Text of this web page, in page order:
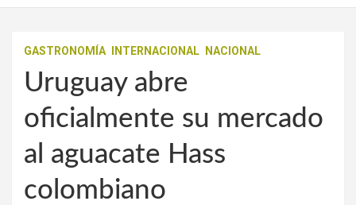
GASTRONOMÍA INTERNACIONAL NACIONAL
Uruguay abre
oficialmente su mercado
al aguacate Hass
colombiano